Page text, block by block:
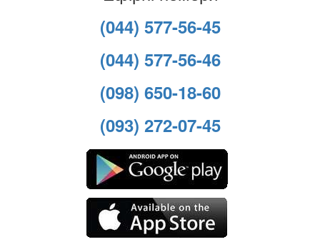
(044) 577-56-45
(044) 577-56-46
(098) 650-18-60
(093) 272-07-45